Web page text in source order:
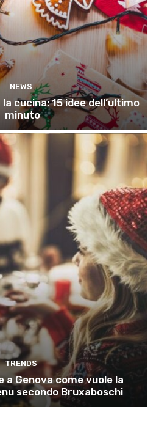
NEWS
cucina: 15 idee dell’ultimo
minuto
TRENDS
a Genova come vuole la
secondo Bruxaboschi